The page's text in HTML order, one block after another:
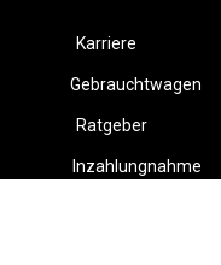
Karriere
Gebrauchtwagen
Ratgeber
Inzahlungnahme